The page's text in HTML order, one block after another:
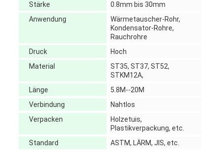
Stärke
0.8mm bis 30mm
Anwendung
Wärmetauscher-Rohr,
Kondensator-Rohre,
Rauchrohre
Druck
Hoch
Material
ST35, ST37, ST52,
STKM12A,
Länge
5.8M--20M
Verbindung
Nahtlos
Verpacken
Holzetuis,
Plastikverpackung, etc.
Standard
ASTM, LÄRM, JIS, etc.